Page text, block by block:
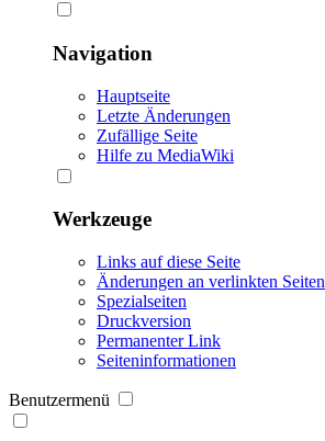
Navigation
Hauptseite
Letzte Änderungen
Zufällige Seite
Hilfe zu MediaWiki
Werkzeuge
Links auf diese Seite
Änderungen an verlinkten Seiten
Spezialseiten
Druckversion
Permanenter Link
Seiten­informationen
Benutzermenü